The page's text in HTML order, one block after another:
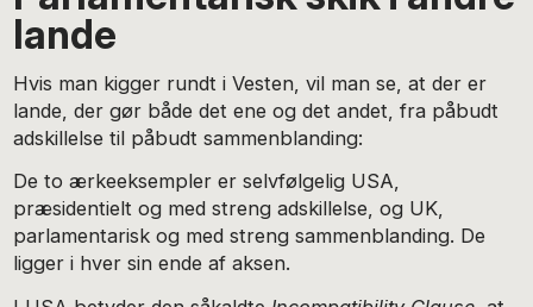
lande
Hvis man kigger rundt i Vesten, vil man se, at der er
lande, der gør både det ene og det andet, fra påbudt
adskillelse til påbudt sammenblanding:
De to ærkeeksempler er selvfølgelig USA,
præsidentielt og med streng adskillelse, og UK,
parlamentarisk og med streng sammenblanding. De
ligger i hver sin ende af aksen.